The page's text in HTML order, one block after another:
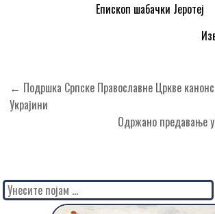
Епископ шабачки Јеротеј
Кретање
чланка
← Подршка Српске Православне Цркве
Украјини
Одржано предавање
Search
for: